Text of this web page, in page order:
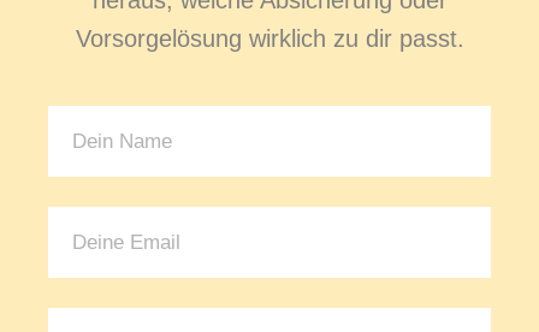
Vorsorgelösung wirklich zu dir passt.